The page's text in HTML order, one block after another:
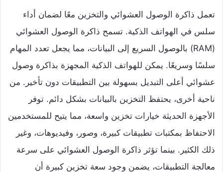
تعمل ذاكرة الوصول العشوائي والتخزين معًا لضمان أداء
سلس في الهواتف الذكية. تسمح ذاكرة الوصول العشوائي
(RAM) بالوصول السريع إلى البيانات، مما يجعل تعدد المهام
سلسًا وسريعًا. يمكن للهواتف الذكية المجهزة بذاكرة وصول
عشوائي أعلى التبديل بسهولة بين التطبيقات دون تأخير. من
ناحية أخرى، يحتفظ التخزين بالبيانات بشكل دائم. توفر
الأجهزة الحديثة خيارات تخزين واسعة، مما يتيح للمستخدمين
الاحتفاظ بمكتبات تطبيقات كبيرة، وصور، وفيديوهات، وغير
ذلك الكثير. بينما تؤثر ذاكرة الوصول العشوائي على سرعة
معالجة التطبيقات، يضمن وجود سعة تخزين كبيرة أن